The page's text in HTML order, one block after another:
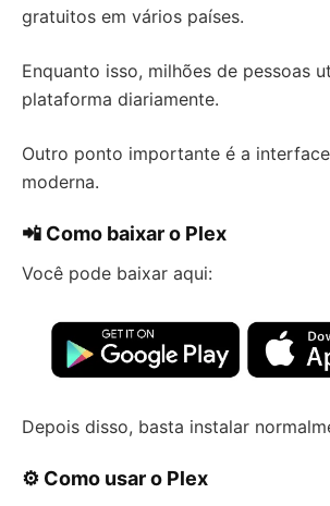
gratuitos em vários países.
Enquanto isso, milhões de pessoas
plataforma diariamente.
Outro ponto importante é a
moderna.
📲 Como baixar o Plex
Você pode baixar aqui:
Depois disso, basta instalar
⚙️ Como usar o Plex